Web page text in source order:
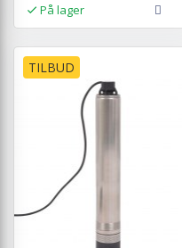
På lager
TILBUD